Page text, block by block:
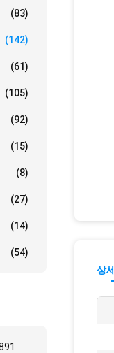
(83)
(142)
(61)
(105)
(92)
(15)
(8)
(27)
(14)
(54)
상